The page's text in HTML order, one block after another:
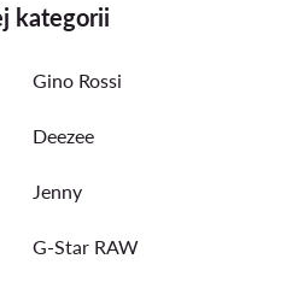
kategorii
Gino Rossi
Deezee
Jenny
G-Star RAW